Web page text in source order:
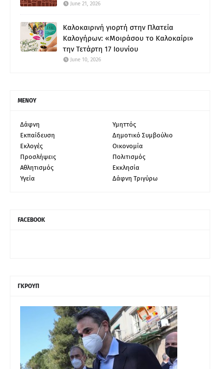
June 21, 2026
Καλοκαιρινή γιορτή στην Πλατεία
Καλογήρων: «Μοιράσου το Καλοκαίρι»
την Τετάρτη 17 Ιουνίου
June 10, 2026
ΜΕΝΟΥ
Δάφνη
Υμηττός
Εκπαίδευση
Δημοτικό Συμβούλιο
Εκλογές
Οικονομία
Προσλήψεις
Πολιτισμός
Αθλητισμός
Εκκλησία
Υγεία
Δάφνη Τριγύρω
FACEBOOK
ΓΚΡΟΥΠ